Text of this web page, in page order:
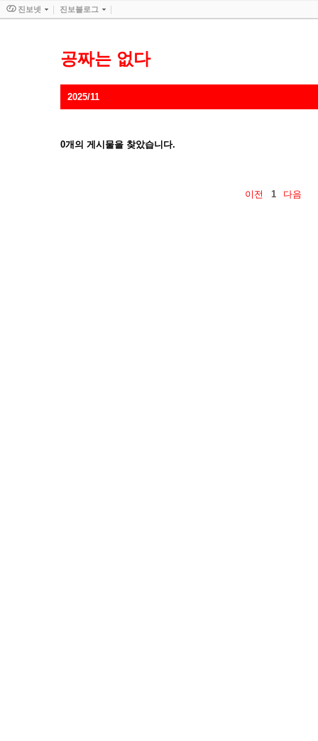
공짜는 없다
2025/11
0개의 게시물을 찾았습니다.
이전 1 다음
진보넷 진보블로그